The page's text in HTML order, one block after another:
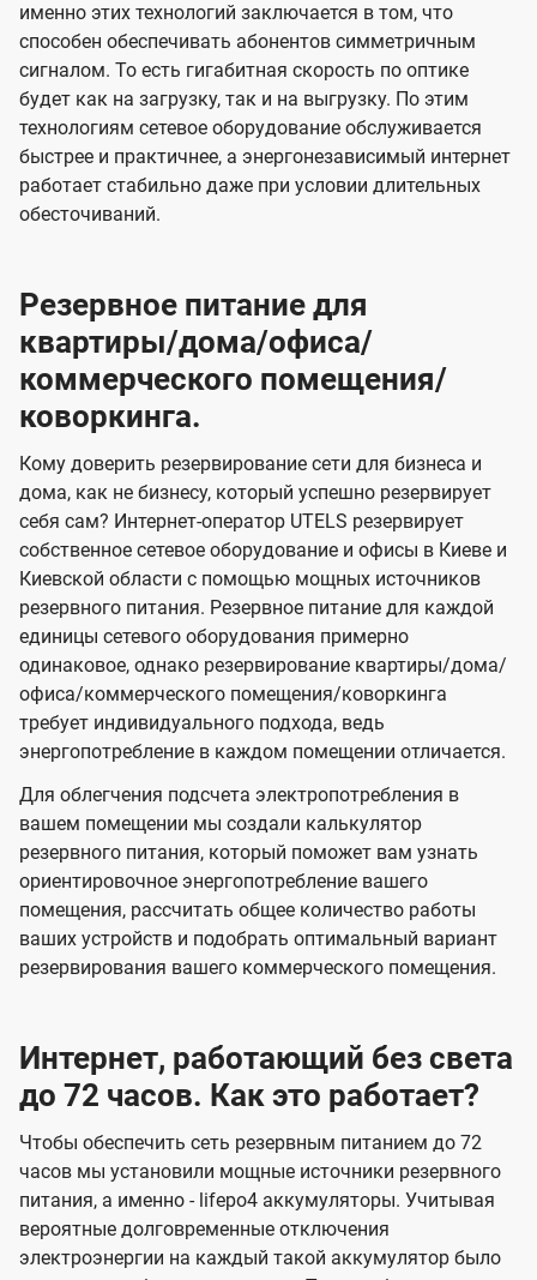
именно этих технологий заключается в том, что
способен обеспечивать абонентов симметричным
сигналом. То есть гигабитная скорость по оптике
будет как на загрузку, так и на выгрузку. По этим
технологиям сетевое оборудование обслуживается
быстрее и практичнее, а энергонезависимый интернет
работает стабильно даже при условии длительных
обесточиваний.
Резервное питание для
квартиры/дома/офиса/
коммерческого помещения/
коворкинга.
Кому доверить резервирование сети для бизнеса и
дома, как не бизнесу, который успешно резервирует
себя сам? Интернет-оператор UTELS резервирует
собственное сетевое оборудование и офисы в Киеве и
Киевской области с помощью мощных источников
резервного питания. Резервное питание для каждой
единицы сетевого оборудования примерно
одинаковое, однако резервирование квартиры/дома/
офиса/коммерческого помещения/коворкинга
требует индивидуального подхода, ведь
энергопотребление в каждом помещении отличается.
Для облегчения подсчета электропотребления в
вашем помещении мы создали калькулятор
резервного питания, который поможет вам узнать
ориентировочное энергопотребление вашего
помещения, рассчитать общее количество работы
ваших устройств и подобрать оптимальный вариант
резервирования вашего коммерческого помещения.
Интернет, работающий без света
до 72 часов. Как это работает?
Чтобы обеспечить сеть резервным питанием до 72
часов мы установили мощные источники резервного
питания, а именно - lifepo4 аккумуляторы. Учитывая
вероятные долговременные отключения
электроэнергии на каждый такой аккумулятор было